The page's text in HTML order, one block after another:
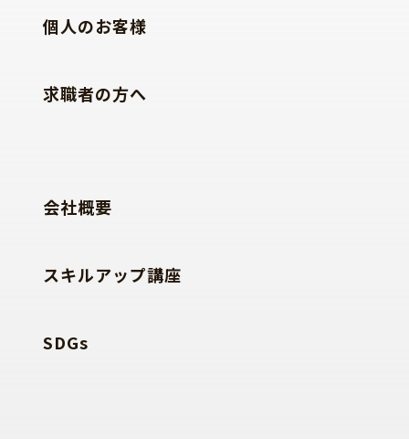
個人のお客様
求職者の方へ
会社概要
スキルアップ講座
SDGs